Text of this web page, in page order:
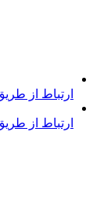
ارتباط از
ارتباط از